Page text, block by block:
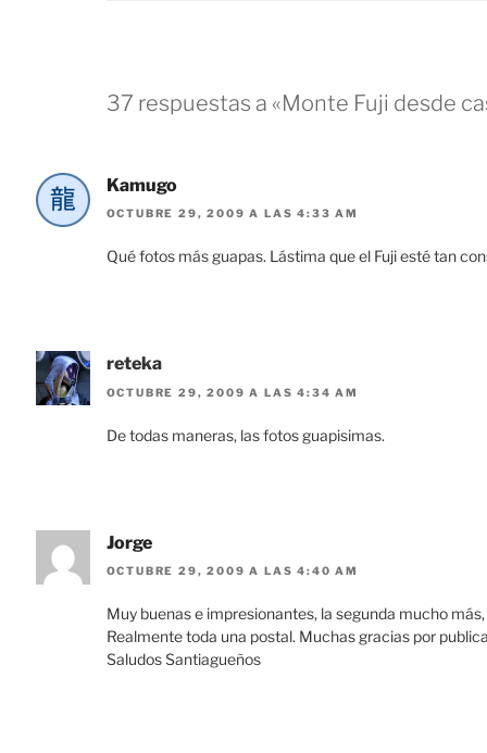
37 respuestas a «Monte Fuji desde
Kamugo
OCTUBRE 29, 2009 A LAS 4:33 AM
Qué fotos más guapas. Lástima que el Fuji esté tan
reteka
OCTUBRE 29, 2009 A LAS 4:34 AM
De todas maneras, las fotos guapisimas.
Jorge
OCTUBRE 29, 2009 A LAS 4:40 AM
Muy buenas e impresionantes, la segunda mucho
Realmente toda una postal. Muchas gracias por
Saludos Santiagueños